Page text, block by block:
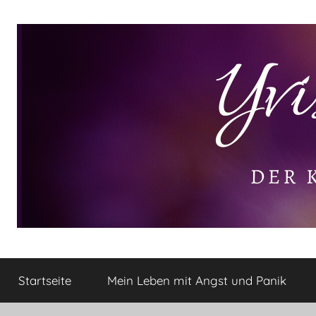
Yvis
Lifestyle
kleine
Lifestyle
Startseite Mein Leben mit Angst und Panik